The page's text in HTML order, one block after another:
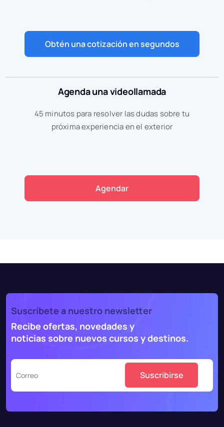
Obtén una cotización en segundos
Agenda una videollamada
45 minutos para resolver las dudas sobre tu
próxima experiencia en el exterior
Agendar
Suscríbete a nuestro newsletter
Recibe ofertas, novedades y
noticias sobre nuevos cursos y destinos.